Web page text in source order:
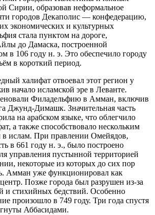
Сирии, образовав неформальное
городов Декаполис — конфедерацию,
экономических и культурных
стала пунктом на дороге,
до Дамаска, построенной
в 106 году н. э. Это обеспечило городу
в короткий период.
халифат отвоевал этот регион у
начало исламской эре в Леванте.
Филадельфию в Амман, включив
Джунд-Димашк. Значительная часть
на арабском языке, что облегчило
а также способствовало нескольким
ислам. При правлении Омейядов,
в 661 году н. э., было построено
управления пустынной территорией
некоторые из которых до сих пор
Амман уже функционировал как
Позже города был разрушен из-за
и стихийных бедствий. Особенно
произошло в 749 году. Три года спустя
Аббасидами.